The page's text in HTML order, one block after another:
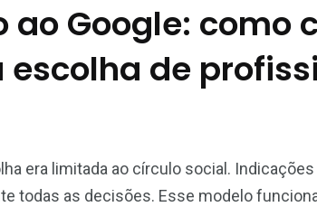
ao Google: como
de
era limitada ao círculo social.
todas as decisões. Esse modelo